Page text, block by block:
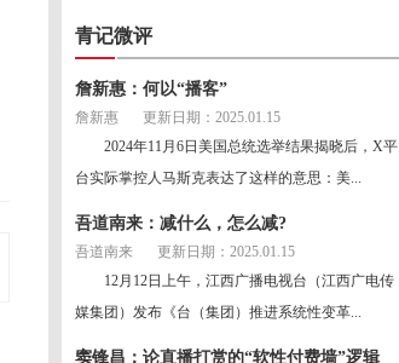
青记微评
詹新惠：何以“播客”
詹新惠
更新日期：2025.01.15
2024年11月6日美国总统选举结果揭晓后，X平
台实际掌控人马斯克表达了这样的意思：美...
吾道南来：减什么，怎么减?
吾道南来
更新日期：2025.01.15
12月12日上午，江西广播电视台（江西广电传
媒集团）发布《台（集团）推进系统性变革...
窦锋昌：论直播打赏的“软性付费墙”逻辑